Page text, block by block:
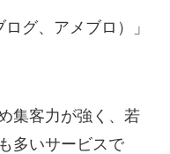
グ、アメブロ）」
集客力が強く、若
多いサービスで